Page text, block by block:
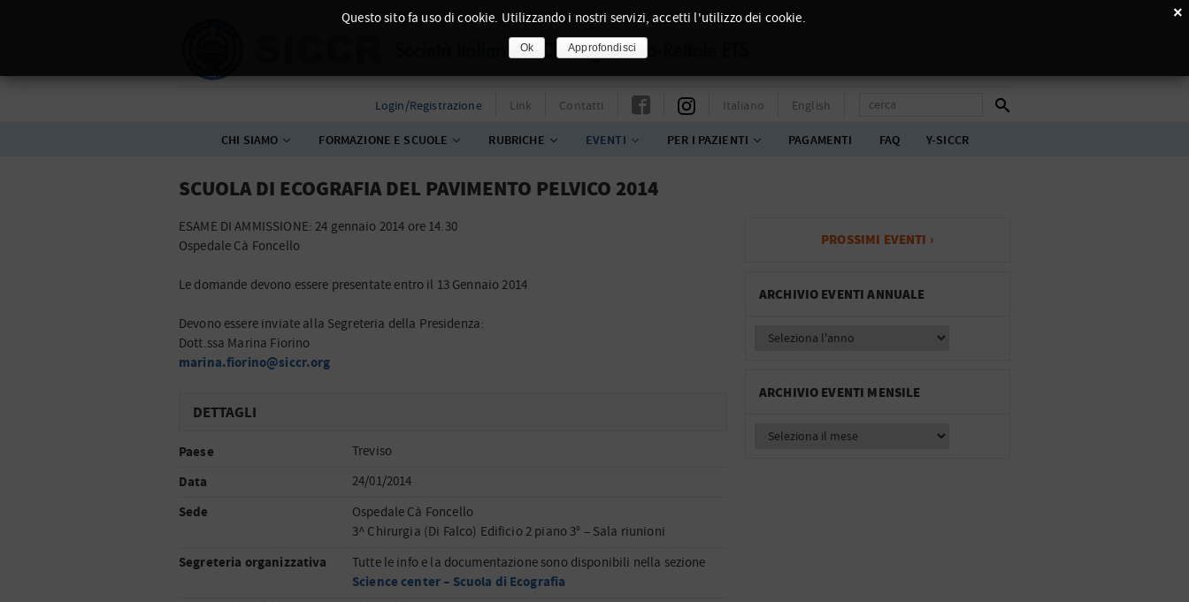
Login/Registrazione Link Contatti Italiano English
CHI SIAMO FORMAZIONE E SCUOLE RUBRICHE EVENTI PER I PAZIENTI PAGAMENTI FAQ Y-SICCR
SCUOLA DI ECOGRAFIA DEL PAVIMENTO PELVICO 2014
ESAME DI AMMISSIONE: 24 gennaio 2014 ore 14.30
Ospedale Cà Foncello
Le domande devono essere presentate entro il 13 Gennaio 2014
Devono essere inviate alla Segreteria della Presidenza:
Dott.ssa Marina Fiorino
marina.fiorino@siccr.org
DETTAGLI
Paese Treviso
Data 24/01/2014
Sede
Ospedale Cà Foncello
3^ Chirurgia (Di Falco) Edificio 2 piano 3° – Sala riunioni
Segreteria organizzativa Tutte le info e la documentazione sono disponibili nella sezione
Science center – Scuola di Ecografia
PROSSIMI EVENTI ›
ARCHIVIO EVENTI ANNUALE
ARCHIVIO EVENTI MENSILE
×
Questo sito fa uso di cookie. Utilizzando i nostri servizi, accetti l'utilizzo dei cookie.
Ok Approfondisci